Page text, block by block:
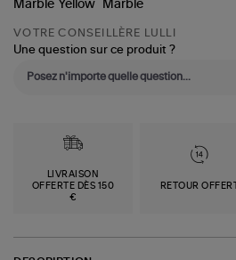
VOTRE CONSEILLÈRE LULLI
Une question sur ce produit ?
LIVRAISON
OFFERTE DÈS 150
€
RETOUR OFFERT